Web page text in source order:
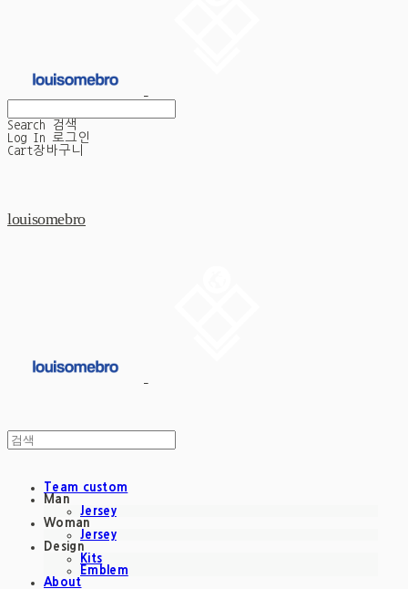
Search
검색
Log In
로그인
Cart장바구니
louisomebro
Team custom
Man
Jersey
Woman
Jersey
Design
Kits
Emblem
About